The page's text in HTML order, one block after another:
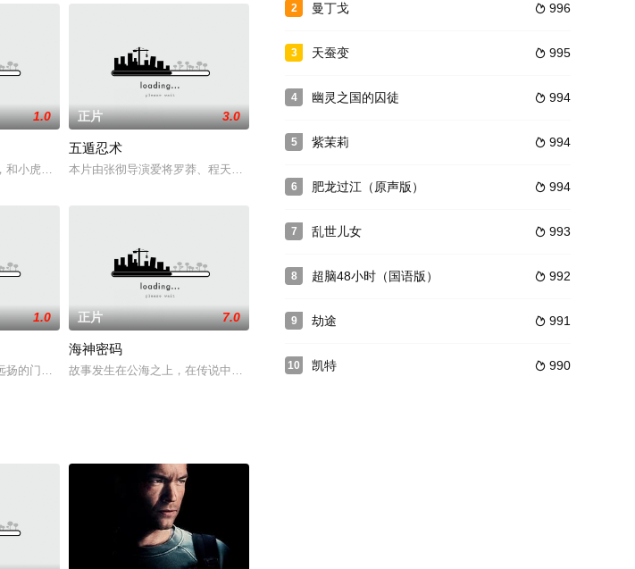
举办一场婚礼，身着婚纱的便是——警视厅的佐藤警官。当柯南等宾客都在见证这场婚
1.0
和小虎一起去取回宝藏图，但常遭黑衣女郎的追杀。另一方面他又处处被警探监视，唯恐他又惹事。后来他找到绰号龟仔
正片 3.0
五遁忍术
本片由张彻导演爱将罗莽、程天赐及龙天翔领衔主演，倪匡编剧，拍于1982年。故事讲述忍者之王剑渊(陈惠
味而当得知神盾局正秘密进行的“洞察计划”后，他
同生活阶层的年轻人。Maanagaram将把重点放在金奈市，作为这部电影的主要角色
1.0
扬的门派，老掌门靠药浴维系残年，身边只有一个弟子杨得（江生 饰）。有感本门恶事作尽，老掌门命杨得清理本门门户
正片 7.0
海神密码
故事发生在公海之上，在传说中，公海的海底生活着一种史前巨兽，守护着价值连城的巨额宝藏。不胫而走的
2  996
曼丁戈
3  995
天蚕变
4  994
幽灵之国的囚徒
5  994
紫茉莉
6  994
肥龙过江（原声版）
7  993
乱世儿女
8  992
超脑48小时（国语版）
9  991
劫途
10  990
凯特